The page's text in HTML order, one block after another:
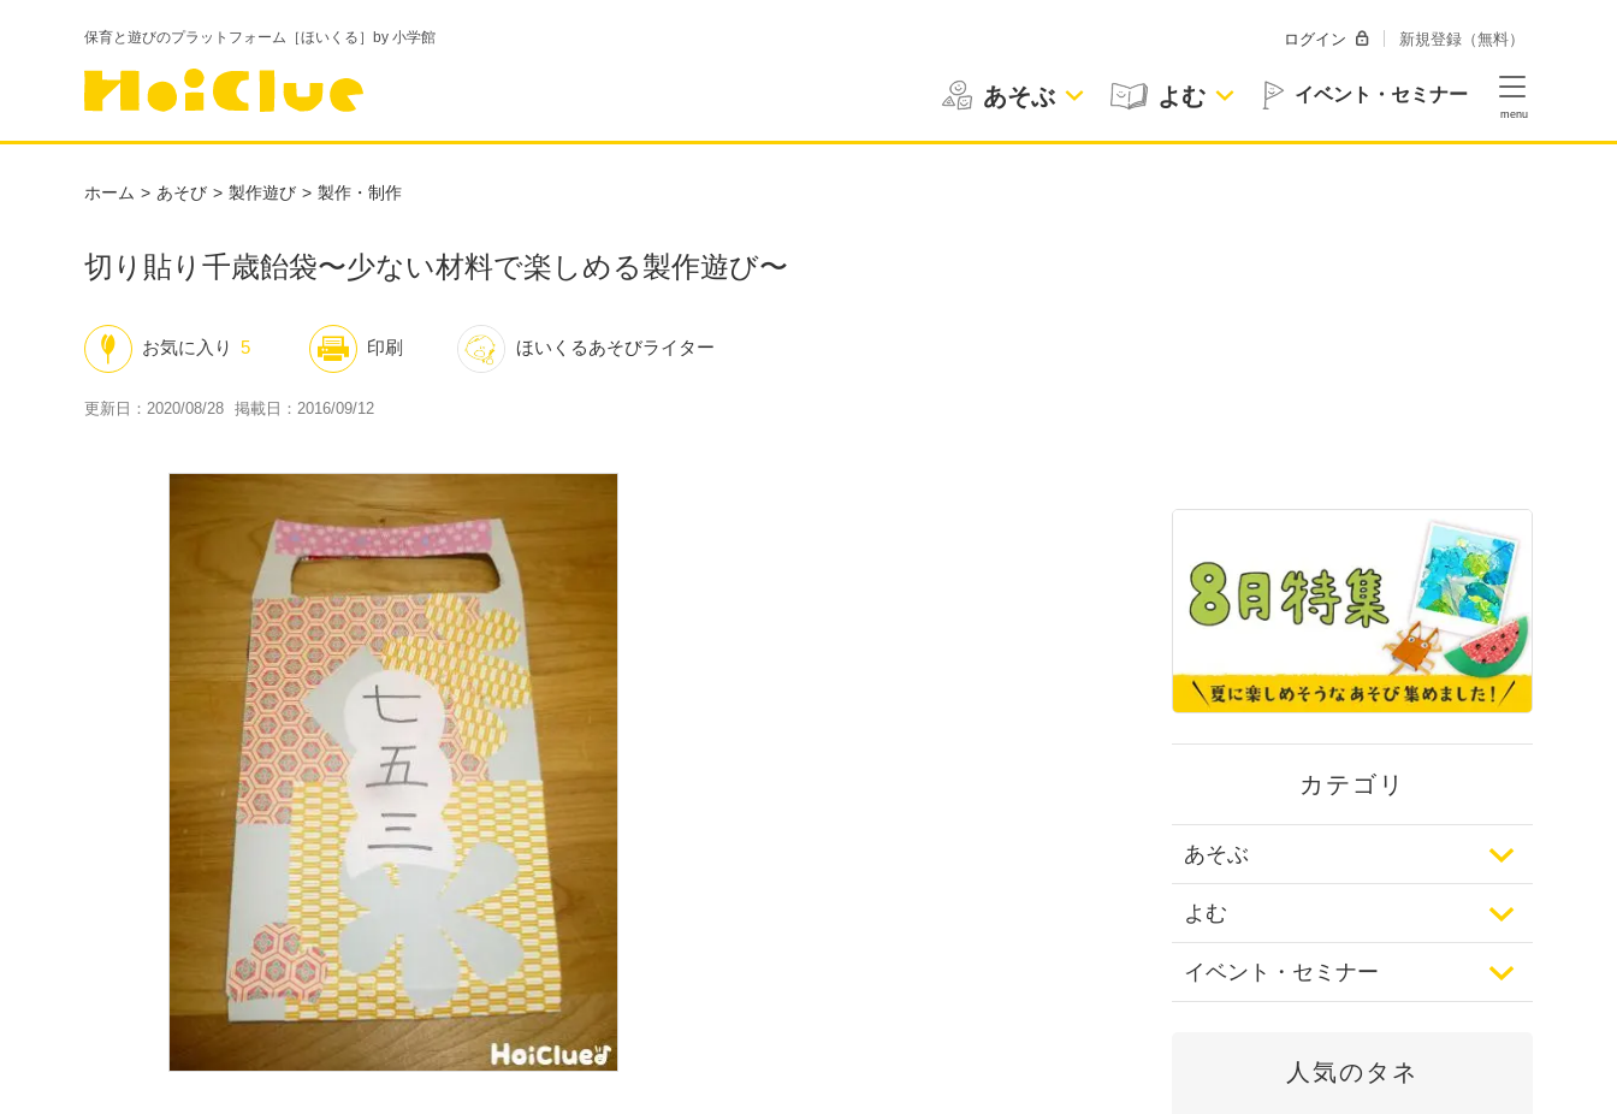
保育と遊びのプラットフォーム［ほいくる］by 小学館
あそぶ よむ イベント・セミナー
ログイン 新規登録（無料）
ホーム あそび 製作遊び 製作・制作
切り貼り千歳飴袋〜少ない材料で楽しめる製作遊び〜
ほいくるあそびライター
お気に入り 5 印刷
更新日：2020/08/28 掲載日：2016/09/12
カテゴリ
あそぶ
よむ
イベント・セミナー
人気のタネ